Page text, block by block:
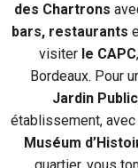
des Chartrons
bars, restaurants
visiter le CAPC,
Bordeaux. Pour
Jardin Public
établissement,
Muséum